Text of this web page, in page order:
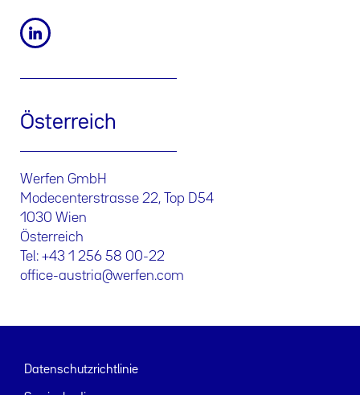
Österreich
Werfen GmbH
Modecenterstrasse 22, Top D54
1030 Wien
Österreich
Tel: +43 1 256 58 00-22
office-austria@werfen.com
Datenschutzrichtlinie